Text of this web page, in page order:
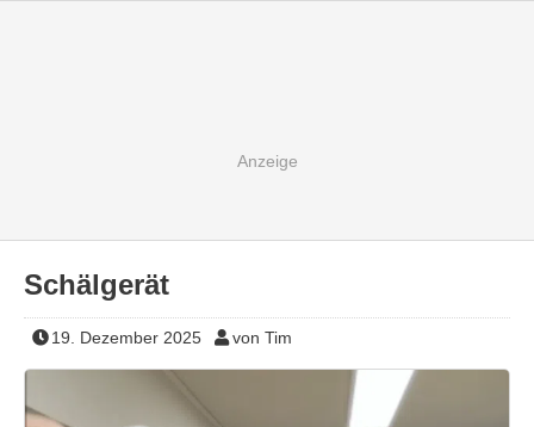
Schälgerät
19. Dezember 2025 von Tim